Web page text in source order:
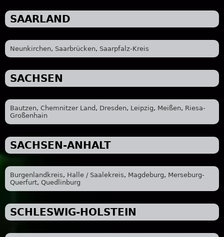
SAARLAND
Neunkirchen, Saarbrücken, Saarpfalz-Kreis
SACHSEN
Bautzen, Chemnitzer Land , Dresden, Leipzig, Meißen, Riesa-
Großenhain
SACHSEN-ANHALT
Burgenlandkreis, Halle / Saalekreis, Magdeburg, Merseburg-
Querfurt, Quedlinburg
SCHLESWIG-HOLSTEIN